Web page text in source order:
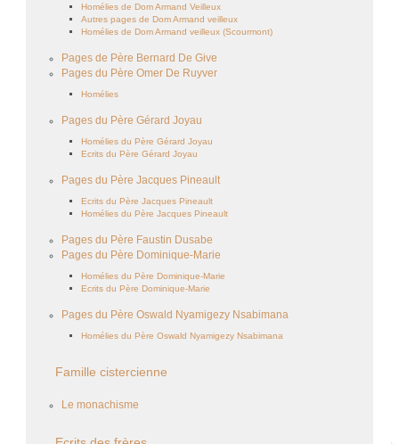
Homélies de Dom Armand Veilleux
Autres pages de Dom Armand veilleux
Homélies de Dom Armand veilleux (Scourmont)
Pages de Père Bernard De Give
Pages du Père Omer De Ruyver
Homélies
Pages du Père Gérard Joyau
Homélies du Père Gérard Joyau
Ecrits du Père Gérard Joyau
Pages du Père Jacques Pineault
Ecrits du Père Jacques Pineault
Homélies du Père Jacques Pineault
Pages du Père Faustin Dusabe
Pages du Père Dominique-Marie
Homélies du Père Dominique-Marie
Ecrits du Père Dominique-Marie
Pages du Père Oswald Nyamigezy Nsabimana
Homélies du Père Oswald Nyamigezy Nsabimana
Famille cistercienne
Le monachisme